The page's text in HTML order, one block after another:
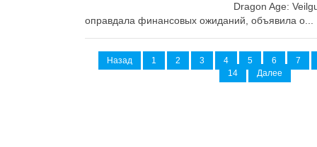
Dragon Age:
оправдала финансовых ожиданий, объявила о...
Назад 1 2 3 4 5 6
7
14
Далее